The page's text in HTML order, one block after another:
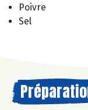
Poivre
Sel